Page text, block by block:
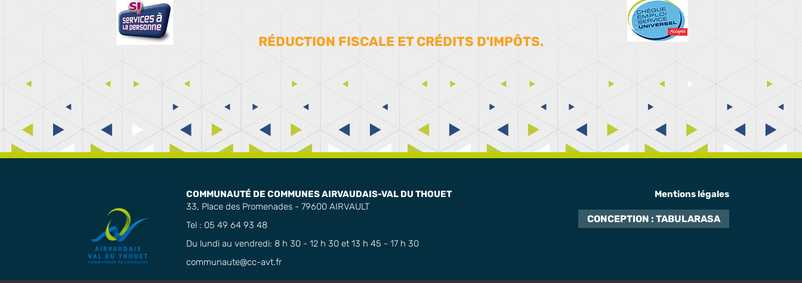
RÉDUCTION FISCALE ET CRÉDITS D'IMPÔTS.
COMMUNAUTÉ DE COMMUNES AIRVAUDAIS-VAL DU THOUET
33, Place des Promenades - 79600 AIRVAULT
Tel : 05 49 64 93 48
Du lundi au vendredi: 8 h 30 - 12 h 30 et 13 h 45 - 17 h 30
communaute@cc-avt.fr
Mentions légales
CONCEPTION : TABULARASA